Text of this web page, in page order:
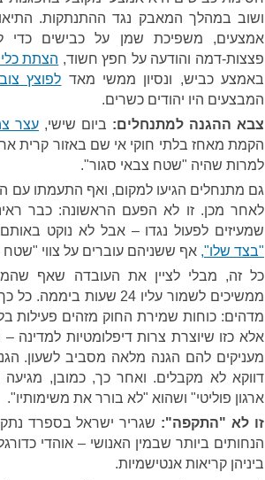
ושוב במהלך המאבק נגד ההתנתקות.
אמצעים, משפיכת שמן על כבישים כדי
פצצות-דמה והודעה על חפץ חשוד, הצתת
באמצע כביש, ונסיון ממשי מאד לפוצץ
המבצעים היו יהודים כשרים.
צבא ההגנה למתנחלים: ביום שישי, עצר
הקמת מאחז בלתי חוקי אי שם באזור קרית
למרות שהיה "שטח צבאי סגור".
גם מתנחלים הגיעו למקום, ואף התעמתו עם
לאחר מכן. זו לא הפעם הראשונה: כבר
שמעיזים לפעול נגדו – אבל לא נוקט
"בצד שלו", אף ששניהם עוברים על צווי
כל זה, מבלי לציין את העובדה שאף
ממשיכים לשמור עליו 24
מדהים: כוחות שמירת החוק מזהים פעילות
אלא כזו שיוצרת צרות דיפלומטיות
מעניקים להם הגנה מלאה מסביב לשעון.
דווקא לא מקבלים. ואחר כך, כמובן,
ארגון פוליטי" ושהוא "לא בורר את משימותיו".
זו לא "התקפה": שגריר ישראל בספרד
הנחותים ביותר שבמין האנושי – אוהדי
ביניהן קריאות אנטישמיות.